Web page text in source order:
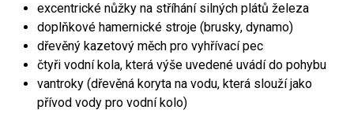
excentrické nůžky na stříhání silných plátů železa
doplňkové hamernické stroje (brusky, dynamo)
dřevěný kazetový měch pro vyhřívací pec
čtyři vodní kola, která výše uvedené uvádí do pohybu
vantroky (dřevěná koryta na vodu, která slouží jako
přívod vody pro vodní kolo)